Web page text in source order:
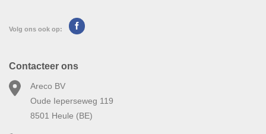
Volg ons ook op:
Contacteer ons
Areco BV
Oude Ieperseweg 119
8501 Heule (BE)